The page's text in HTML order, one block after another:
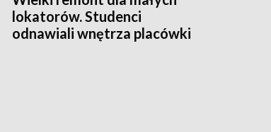
lokatorów. Studenci
odnawiali wnętrza placówki